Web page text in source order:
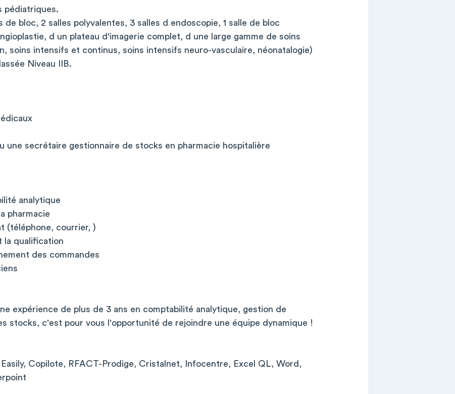
pédiatriques.
de bloc, 2 salles polyvalentes, 3 salles d endoscopie, 1 salle de bloc
d un plateau d'imagerie complet, d une large gamme de soins
soins intensifs et continus, soins intensifs neuro-vasculaire, néonatalogie)
Niveau IIB.
une secrétaire gestionnaire de stocks en pharmacie hospitalière
analytique
pharmacie
(téléphone, courrier, )
la qualification
des commandes
expérience de plus de 3 ans en comptabilité analytique, gestion de
stocks, c'est pour vous l'opportunité de rejoindre une équipe dynamique !
Copilote, RFACT-Prodige, Cristalnet, Infocentre, Excel QL, Word,